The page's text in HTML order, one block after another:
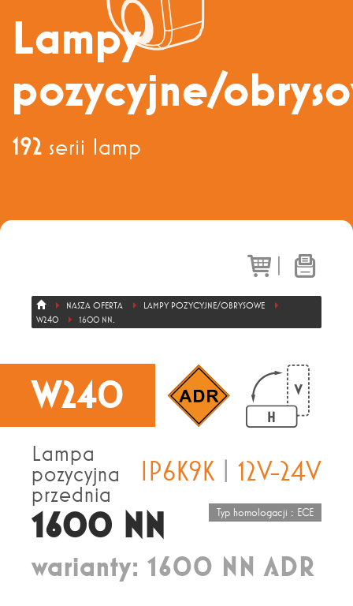
+ 48 71 303 50 13
+ 48 71 303 36 81
Lampy
pozycyjne/
192 serii lamp
NASZA OFERTA
LAMPY POZYCYJNE/OBRYSOWE
W240
1600 NN.
W240
IP6K9K | 12V-24V
Typ homologacji : ECE
Lampa
pozycyjna
przednia
1600 NN
warianty: 1600 NN ADR